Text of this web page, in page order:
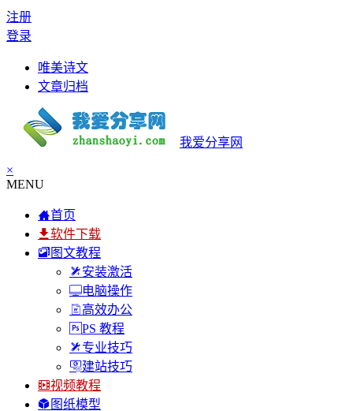
注册
登录
唯美诗文
文章归档
我爱分享网
×
MENU
首页
软件下载
图文教程
安装激活
电脑操作
高效办公
PS 教程
专业技巧
建站技巧
视频教程
图纸模型